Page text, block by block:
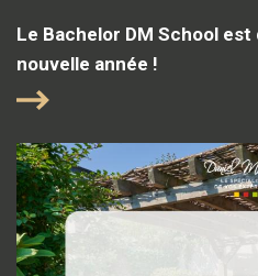
Le Bachelor DM School
nouvelle année !